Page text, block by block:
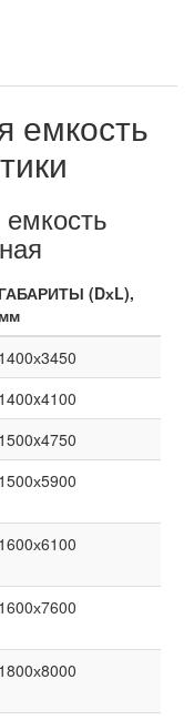
емкость
ГАБАРИТЫ (DхL),
мм
1400х3450
1400x4100
1500x4750
1500х5900
1600х6100
1600х7600
1800х8000